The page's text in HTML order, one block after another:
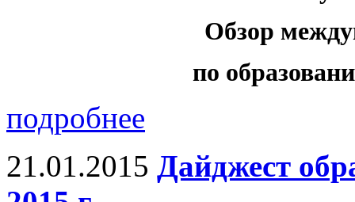
Обзор
по
подробнее
21.01.2015 Дайджест